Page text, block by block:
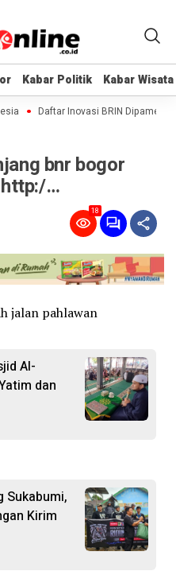
Kabar Politik Kabar Wisata
Kabar Politik Kabar Wisata
Daftar Inovasi BRIN Dipamerkan
bnr bogor
http:/…
18
jalan pahlawan
Al-
dan
Sukabumi,
Kirim